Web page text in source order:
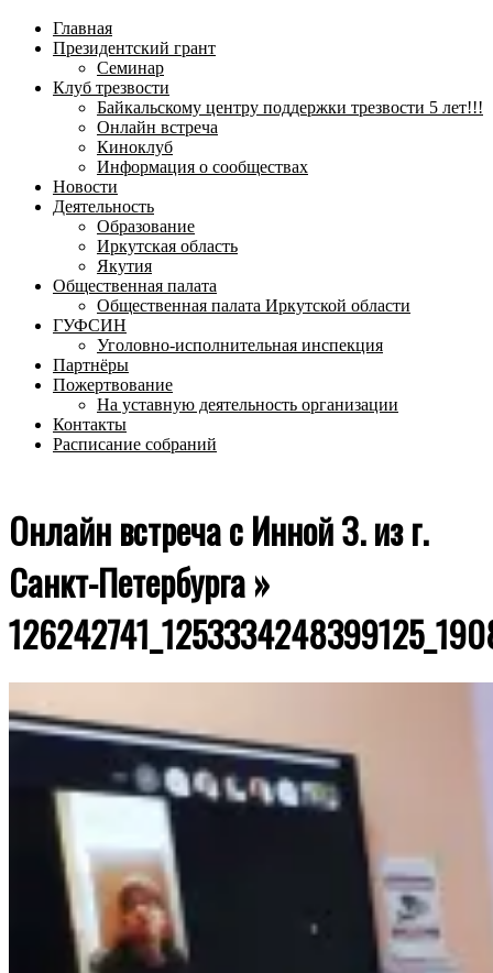
меню
Главная
Президентский грант
Семинар
Клуб трезвости
Байкальскому центру поддержки трезвости 5 лет!!!
Онлайн встреча
Киноклуб
Информация о сообществах
Новости
Деятельность
Образование
Иркутская область
Якутия
Общественная палата
Общественная палата Иркутской области
ГУФСИН
Уголовно-исполнительная инспекция
Партнёры
Пожертвование
На уставную деятельность организации
Контакты
Расписание собраний
Онлайн встреча с Инной З. из г.
Санкт-Петербурга »